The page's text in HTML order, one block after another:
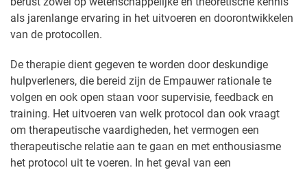
als jarenlange ervaring in het uitvoeren en doorontwikkelen
van de protocollen.
De therapie dient gegeven te worden door deskundige
hulpverleners, die bereid zijn de Empauwer rationale te
volgen en ook open staan voor supervisie, feedback en
training. Het uitvoeren van welk protocol dan ook vraagt
om therapeutische vaardigheden, het vermogen een
therapeutische relatie aan te gaan en met enthousiasme
het protocol uit te voeren. In het geval van een